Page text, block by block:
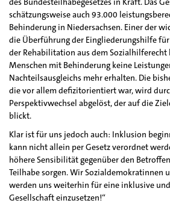
schätzungsweise auch 93.000
Behinderung in Niedersachsen. Einer der
die Überführung der Eingliederungshilfe
der Rehabilitation aus dem
Menschen mit Behinderung keine
Nachteilsausgleichs mehr erhalten. Die
die vor allem defizitorientiert war, wird
Perspektivwechsel abgelöst, der auf die
blickt.
Klar ist für uns jedoch auch: Inklusion
kann nicht allein per Gesetz verordnet
höhere Sensibilität gegenüber den
Teilhabe sorgen. Wir Sozialdemokratinnen
werden uns weiterhin für eine inklusive
Gesellschaft einzusetzen!“